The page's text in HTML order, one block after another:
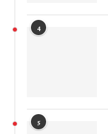
4
5